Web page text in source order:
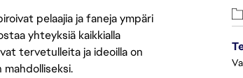
pelaajia ja faneja ympäri
yhteyksiä kaikkialla
tervetulleita ja ideoilla on